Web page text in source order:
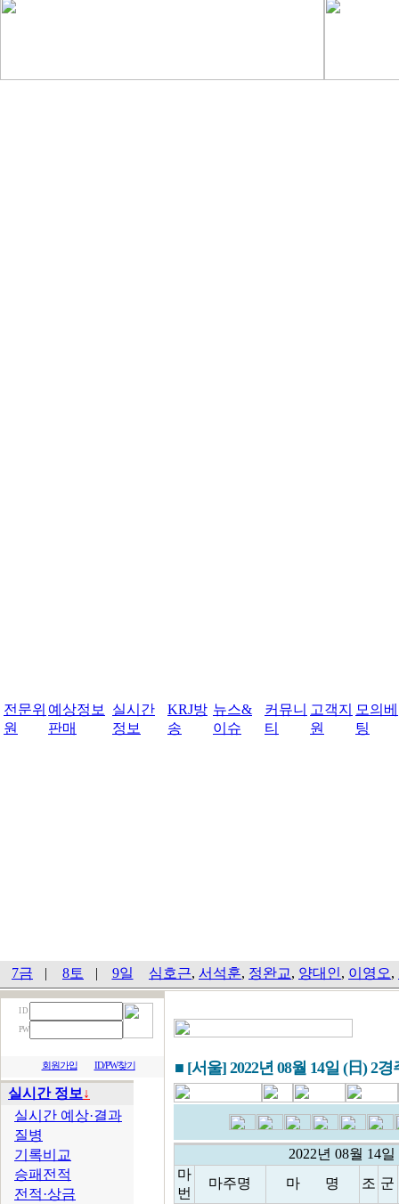
전문위
원
예상정보
판매
실시간
정보
KRJ방
송
뉴스&
이슈
커뮤니
티
고객지
원
모의베
팅
7금 | 8토 | 9일 심호근, 서석훈, 정완교, 양대인, 이영오,
I D
PW
회원가입 ID/PW찾기
실시간 정보↓
실시간 예상·결과
질병
기록비교
승패전적
전적·상금
■ [서울] 2022년 08월 14일 (日) 2경
2022년 08월 14
마
번
마주명 마 명 조 군